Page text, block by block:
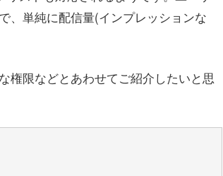
、単純に配信量(インプレッションな
権限などとあわせてご紹介したいと思